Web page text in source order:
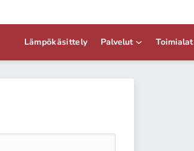
Lämpökäsittely Palvelut Toimialat